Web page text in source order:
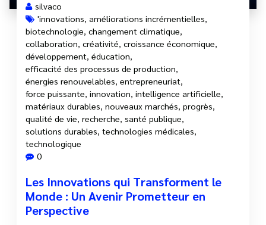
silvaco
'innovations, améliorations incrémentielles,
biotechnologie, changement climatique,
collaboration, créativité, croissance économique,
développement, éducation,
efficacité des processus de production,
énergies renouvelables, entrepreneuriat,
force puissante, innovation, intelligence artificielle,
matériaux durables, nouveaux marchés, progrès,
qualité de vie, recherche, santé publique,
solutions durables, technologies médicales,
technologique
0
Les Innovations qui Transforment le
Monde : Un Avenir Prometteur en
Perspective